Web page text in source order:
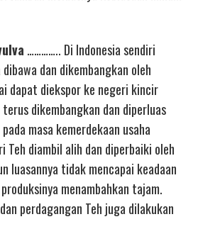
………….. Di Indonesia sendiri
dan dikembangkan oleh
dapat diekspor ke negeri kincir
dikembangkan dan diperluas
masa kemerdekaan usaha
Teh diambil alih dan diperbaiki oleh
luasannya tidak mencapai keadaan
menambahkan tajam.
perdagangan Teh juga dilakukan